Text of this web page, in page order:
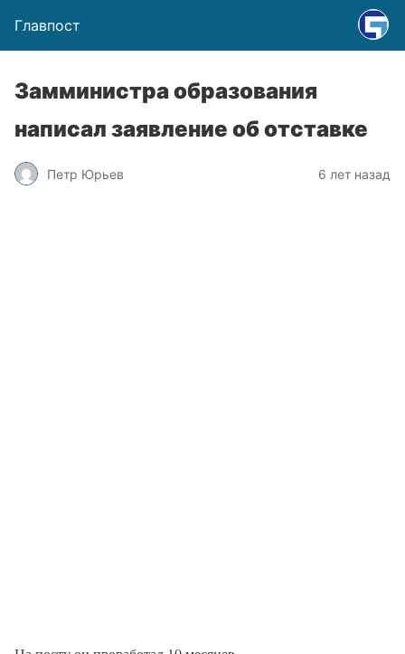
Главпост
Замминистра образования
написал заявление об отставке
Петр Юрьев 6 лет назад